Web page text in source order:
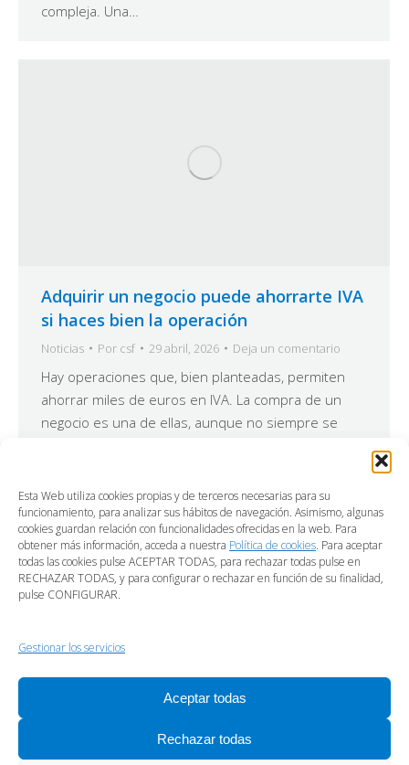
Esta Web utiliza cookies propias y de terceros necesarias para su
funcionamiento, para analizar sus hábitos de navegación. Asimismo, algunas
cookies guardan relación con funcionalidades ofrecidas en la web. Para
obtener más información, acceda a nuestra Política de cookies. Para aceptar
todas las cookies pulse ACEPTAR TODAS, para rechazar todas pulse en
RECHAZAR TODAS, y para configurar o rechazar en función de su finalidad,
pulse CONFIGURAR.
Gestionar los servicios
Aceptar todas
Rechazar todas
compleja. Una…
Adquirir un negocio puede ahorrarte IVA
si haces bien la operación
Noticias Por csf 29 abril, 2026 Deja un comentario
Hay operaciones que, bien planteadas, permiten
ahorrar miles de euros en IVA. La compra de un
negocio es una de ellas, aunque no siempre se
diferencia está en los detalles de la operación.
Existe una idea bastante extendida que no
siempre…